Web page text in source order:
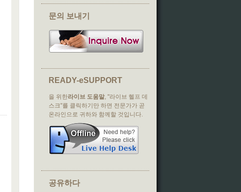
문의 보내기
READY-eSUPPORT
을 위한라이브 도움말, "라이브 헬프 데
스크"를 클릭하기만 하면 전문가가 곧
온라인으로 귀하와 함께할 것입니다.
공유하다